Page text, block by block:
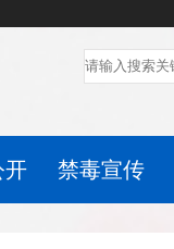
开 禁毒宣传